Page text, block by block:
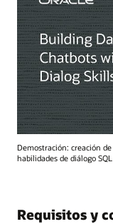
Demostración: creación
habilidades de diálogo
Requisitos y